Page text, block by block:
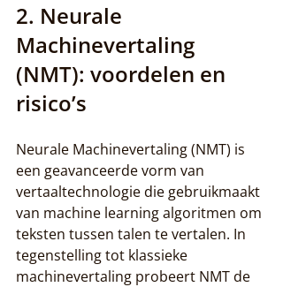
2. Neurale
Machinevertaling
(NMT): voordelen en
risico’s
Neurale Machinevertaling (NMT) is
een geavanceerde vorm van
vertaaltechnologie die gebruikmaakt
van machine learning algoritmen om
teksten tussen talen te vertalen. In
tegenstelling tot klassieke
machinevertaling probeert NMT de